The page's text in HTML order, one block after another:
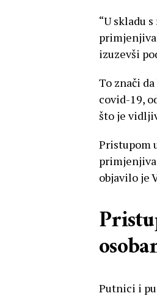
“U skladu
izuzevši
To znači
covid-19,
što je
Pristupom
objavilo je
Putnici i